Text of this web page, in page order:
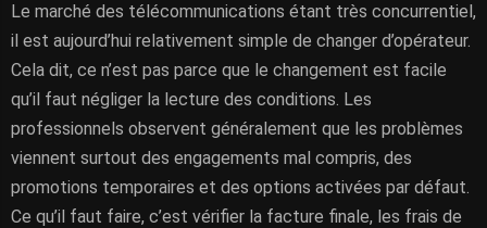
Le marché des télécommunications étant très concurrentiel,
il est aujourd’hui relativement simple de changer d’opérateur.
Cela dit, ce n’est pas parce que le changement est facile
qu’il faut négliger la lecture des conditions. Les
professionnels observent généralement que les problèmes
viennent surtout des engagements mal compris, des
promotions temporaires et des options activées par défaut.
Ce qu’il faut faire, c’est vérifier la facture finale, les frais de